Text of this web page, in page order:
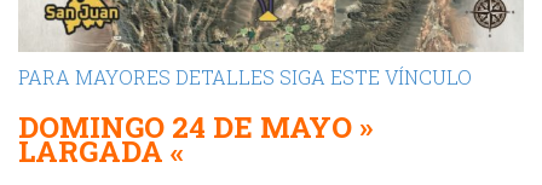
PARA MAYORES DETALLES SIGA ESTE VÍNCULO
DOMINGO 24 DE MAYO »
LARGADA «